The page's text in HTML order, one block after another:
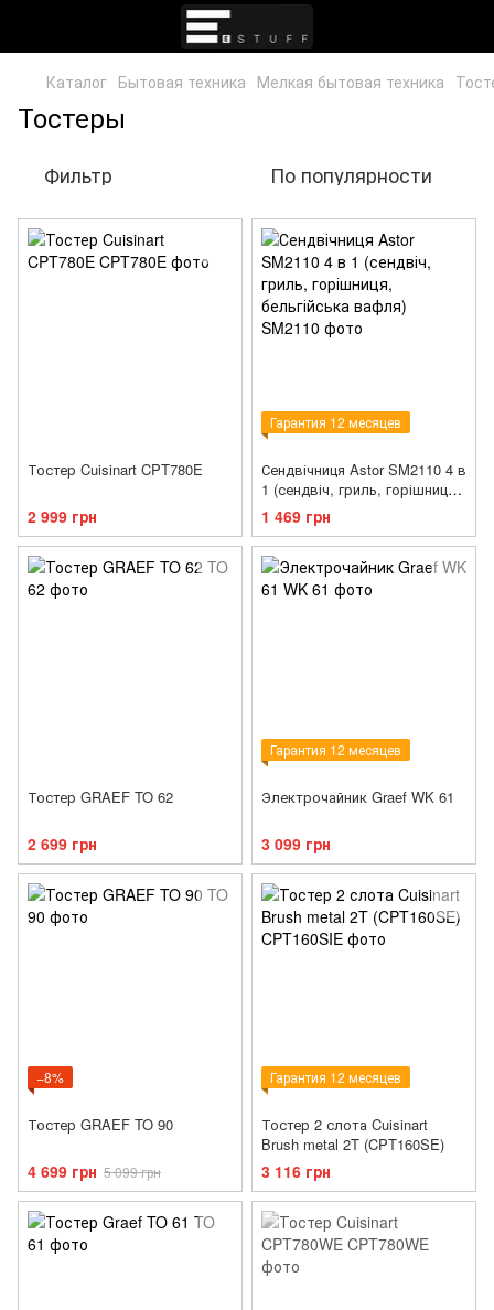
Каталог Бытовая техника Мелкая бытовая техника
Тостеры
Фильтр По популярности
Тостер Cuisinart CPT780E
2 999 грн
Гарантия 12 месяцев
Сендвічниця Astor SM2110 4 в
1 (сендвіч, гриль, горішниця,
бельгійська вафля)
1 469 грн
Тостер GRAEF TO 62
2 699 грн
Гарантия 12 месяцев
Электрочайник Graef WK 61
3 099 грн
−8%
Тостер GRAEF TO 90
4 699 грн 5 099 грн
Гарантия 12 месяцев
Тостер 2 слота Cuisinart
Brush metal 2T (CPT160SE)
3 116 грн